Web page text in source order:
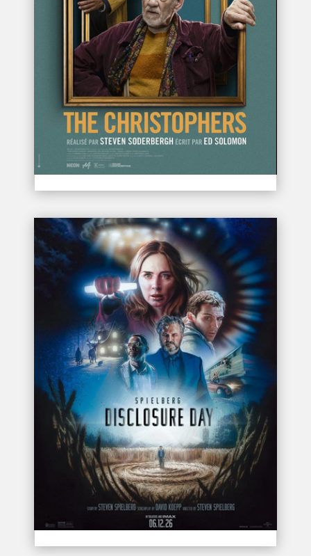
THE CHRISTOPHERS
DISCLOSURE DAY